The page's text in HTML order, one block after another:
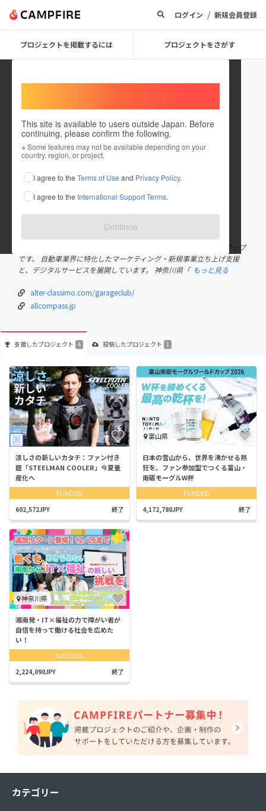
ログイン / 新規会員登録
プロジェクトを掲載するには プロジェクトをさがす
This site is available to users outside Japan. Before
continuing, please confirm the following.
※ Some features may not be available depending on your
country, region, or project.
I agree to the Terms of Use and Privacy Policy.
I agree to the International Support Terms.
Continue
オールコンパス株式会社（オルク
ラ事業部）
プロジェクトオーナー
これまでに4回支援して1件のプロジェクトを投稿しています
在住国：日本 現在地：神奈川県
出身地：兵庫県
オールコンパス株式会社は、横浜市三ツ沢を拠点とするスタートアップ
です。 自動車業界に特化したマーケティング・新規事業立ち上げ支援
と、デジタルサービスを展開しています。 神奈川県「 もっと見る
alter-classimo.com/garageclub/
allcompass.jp
支援したプロジェクト 4 投稿したプロジェクト 1
涼しさの新しいカタチ：ファン付き
鎧「STEELMAN COOLER」今夏量
産化へ
FUNDED
602,572JPY 終了
富山県
日本の雪山から、世界を沸かせる熱
狂を。ファン参加型でつくる富山・
南砺モーグルW杯
FUNDED
4,172,780JPY 終了
神奈川県
湘南発・IT×福祉の力で障がい者が
自信を持って働ける社会を広めた
い！
SUCCESS
2,224,090JPY 終了
カテゴリー